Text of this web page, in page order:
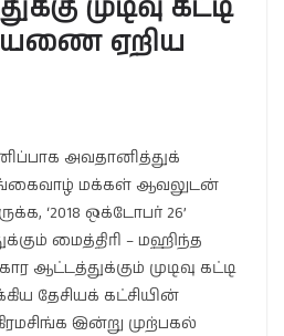
முடிவு கட்டி
ஏறிய
அவதானித்துக்
மக்கள் ஆவலுடன்
‘2018 ஒக்டோபர் 26’
மைத்திரி – மஹிந்த
ஆட்டத்துக்கும் முடிவு கட்டி
தேசியக் கட்சியின்
இன்று முற்பகல்